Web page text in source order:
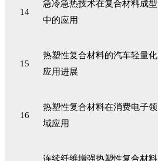
14
急冷急热技术在复合材料成型
中的应用
15
热塑性复合材料的汽车轻量化
应用进展
16
热塑性复合材料在消费电子领
域应用
连续纤维增强热塑性复合材料